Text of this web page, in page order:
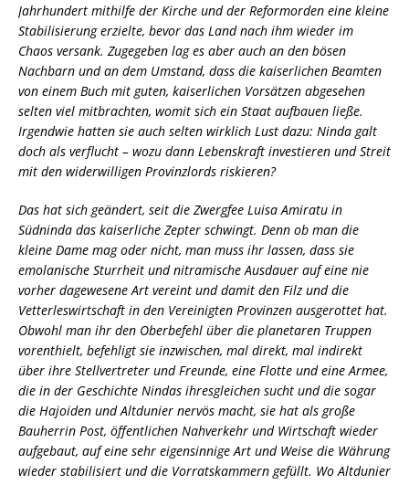
Jahrhundert mithilfe der Kirche und der Reformorden eine kleine
Stabilisierung erzielte, bevor das Land nach ihm wieder im
Chaos versank. Zugegeben lag es aber auch an den bösen
Nachbarn und an dem Umstand, dass die kaiserlichen Beamten
von einem Buch mit guten, kaiserlichen Vorsätzen abgesehen
selten viel mitbrachten, womit sich ein Staat aufbauen ließe.
Irgendwie hatten sie auch selten wirklich Lust dazu: Ninda galt
doch als verflucht – wozu dann Lebenskraft investieren und Streit
mit den widerwilligen Provinzlords riskieren?
Das hat sich geändert, seit die Zwergfee Luisa Amiratu in
Südninda das kaiserliche Zepter schwingt. Denn ob man die
kleine Dame mag oder nicht, man muss ihr lassen, dass sie
emolanische Sturrheit und nitramische Ausdauer auf eine nie
vorher dagewesene Art vereint und damit den Filz und die
Vetterleswirtschaft in den Vereinigten Provinzen ausgerottet hat.
Obwohl man ihr den Oberbefehl über die planetaren Truppen
vorenthielt, befehligt sie inzwischen, mal direkt, mal indirekt
über ihre Stellvertreter und Freunde, eine Flotte und eine Armee,
die in der Geschichte Nindas ihresgleichen sucht und die sogar
die Hajoiden und Altdunier nervös macht, sie hat als große
Bauherrin Post, öffentlichen Nahverkehr und Wirtschaft wieder
aufgebaut, auf eine sehr eigensinnige Art und Weise die Währung
wieder stabilisiert und die Vorratskammern gefüllt. Wo Altdunier